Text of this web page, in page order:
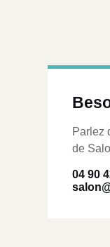
Parlez
de
04 90